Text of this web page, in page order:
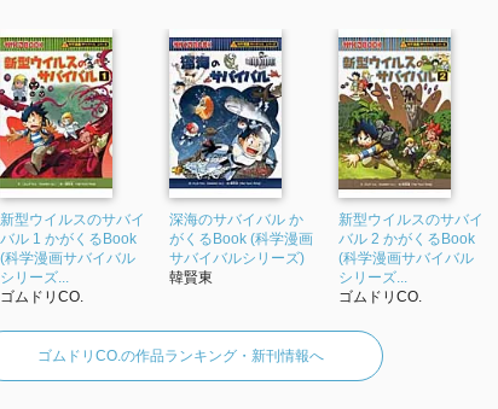
新型ウイルスのサバイ
バル 1 かがくるBook
(科学漫画サバイバル
シリーズ...
ゴムドリCO.
深海のサバイバル か
がくるBook (科学漫画
サバイバルシリーズ)
韓賢東
新型ウイルスのサバイ
バル 2 かがくるBook
(科学漫画サバイバル
シリーズ...
ゴムドリCO.
ゴムドリCO.の作品ランキング・新刊情報へ